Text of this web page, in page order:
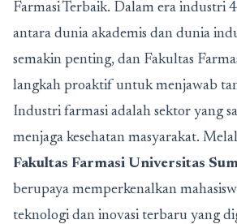
Farmasi Terbaik. Dalam era industri
antara dunia akademis dan dunia
semakin penting, dan Fakultas
langkah proaktif untuk menjawab
Industri farmasi adalah sektor yang
menjaga kesehatan masyarakat.
Fakultas Farmasi Universitas
berupaya memperkenalkan
teknologi dan inovasi terbaru yang